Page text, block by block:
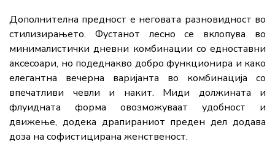
Дополнителна предност е неговата разновидност во
стилизирањето. Фустанот лесно се вклопува во
минималистички дневни комбинации со едноставни
аксесоари, но подеднакво добро функционира и како
елегантна вечерна варијанта во комбинација со
впечатливи чевли и накит. Миди должината и
флуидната форма овозможуваат удобност и
движење, додека драпираниот преден дел додава
доза на софистицирана женственост.